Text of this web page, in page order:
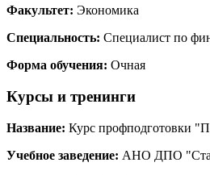
Факультет: Экономика
Специальность: Специалист по
Форма обучения: Очная
Курсы и тренинги
Название: Курс профподготовки
Учебное заведение: АНО ДПО